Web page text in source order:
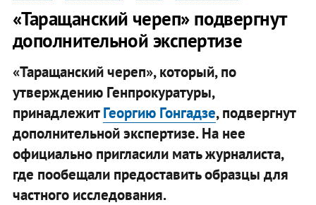
«Таращанский череп» подвергнут
дополнительной экспертизе
«Таращанский череп», который, по
утверждению Генпрокуратуры,
принадлежитГеоргию Гонгадзе, подвергнут
дополнительной экспертизе. На нее
официально пригласили мать журналиста,
где пообещали предоставить образцы для
частного исследования.